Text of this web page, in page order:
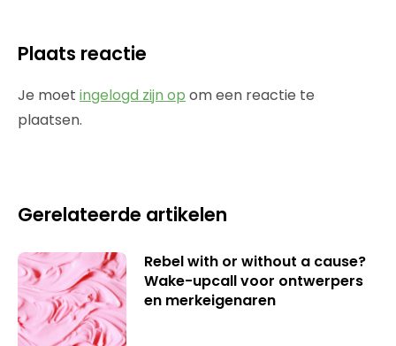
Plaats reactie
Je moet ingelogd zijn op om een reactie te
plaatsen.
Gerelateerde artikelen
Rebel with or without a cause?
Wake-upcall voor ontwerpers
en merkeigenaren